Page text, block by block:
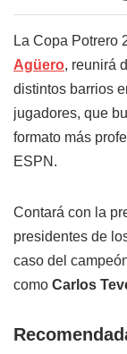
La Copa Potrero
Agüero, reunirá
distintos barrios
jugadores, que
formato más
ESPN.
Contará con la
presidentes de
caso del
como Carlos